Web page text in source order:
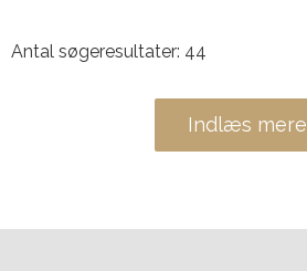
Antal søgeresultater: 44
Indlæs mere